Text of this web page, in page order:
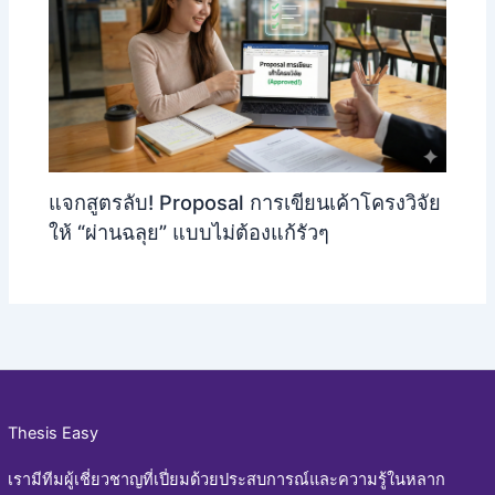
แจกสูตรลับ! Proposal การเขียนเค้าโครงวิจัย
ให้ “ผ่านฉลุย” แบบไม่ต้องแก้รัวๆ
Thesis Easy
เรามีทีมผู้เชี่ยวชาญที่เปี่ยมด้วยประสบการณ์และความรู้ในหลาก